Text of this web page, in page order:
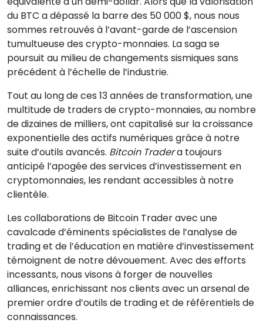
du BTC a dépassé la barre des 50 000 $, nous nous
sommes retrouvés à l’avant-garde de l’ascension
tumultueuse des crypto-monnaies. La saga se
poursuit au milieu de changements sismiques sans
précédent à l’échelle de l’industrie.
Tout au long de ces 13 années de transformation, une
multitude de traders de crypto-monnaies, au nombre
de dizaines de milliers, ont capitalisé sur la croissance
exponentielle des actifs numériques grâce à notre
suite d’outils avancés. Bitcoin Tradera toujours
anticipé l’apogée des services d’investissement en
cryptomonnaies, les rendant accessibles à notre
clientèle.
Les collaborations de Bitcoin Trader avec une
cavalcade d’éminents spécialistes de l’analyse de
trading et de l’éducation en matière d’investissement
témoignent de notre dévouement. Avec des efforts
incessants, nous visons à forger de nouvelles
alliances, enrichissant nos clients avec un arsenal de
premier ordre d’outils de trading et de référentiels de
connaissances.